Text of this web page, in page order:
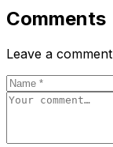
Comments
Leave a comment